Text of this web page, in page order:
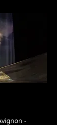
-